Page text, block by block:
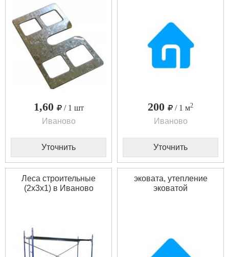
1,60
/ 1 шт
Иваново
Уточнить
200 / 1 м2
Иваново
Уточнить
Леса строительные
(2х3х1) в Иваново
эковата, утепление
эковатой